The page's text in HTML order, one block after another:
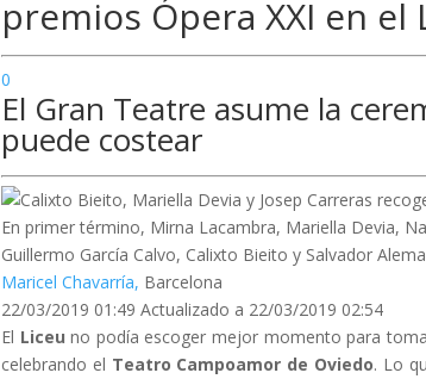
premios Ópera XXI en el
0
El Gran Teatre asume la
puede costear
En primer término, Mirna Lacambra, Mariella Devia,
Guillermo García Calvo, Calixto Bieito y Salvador
Maricel Chavarría, Barcelona
22/03/2019 01:49 Actualizado a 22/03/2019 02:54
El Liceuno podía escoger mejor momento para
celebrando el Teatro Campoamor de Oviedo. Lo